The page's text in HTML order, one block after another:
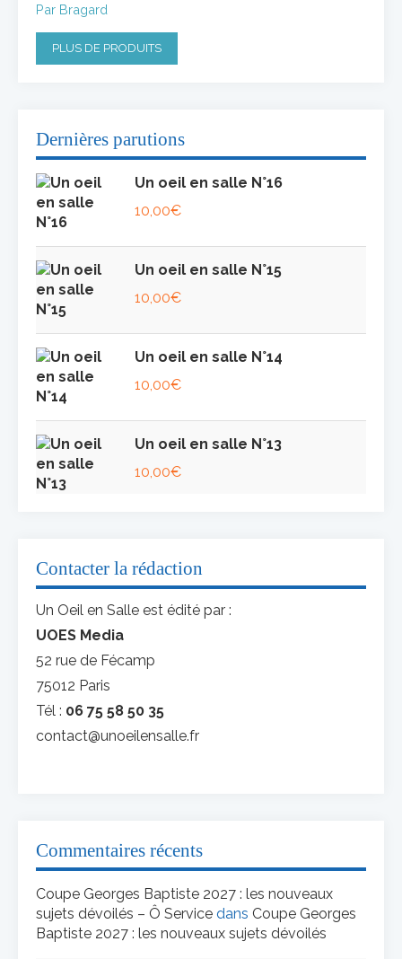
Par Bragard
PLUS DE PRODUITS
Dernières parutions
Un oeil en salle N°16
10,00€
Un oeil en salle N°15
10,00€
Un oeil en salle N°14
10,00€
Un oeil en salle N°13
10,00€
Contacter la rédaction
Un Oeil en Salle est édité par :
UOES Media
52 rue de Fécamp
75012 Paris
Tél : 06 75 58 50 35
contact@unoeilensalle.fr
Commentaires récents
Coupe Georges Baptiste 2027 : les nouveaux
sujets dévoilés – Ô Service dans Coupe Georges
Baptiste 2027 : les nouveaux sujets dévoilés